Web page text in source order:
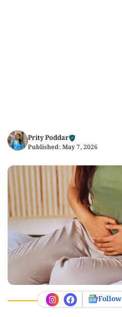
Prity Poddar
Published: May 7, 2026
Follow